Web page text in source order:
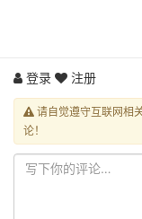
登录 注册
请自觉遵守互联网相
论！